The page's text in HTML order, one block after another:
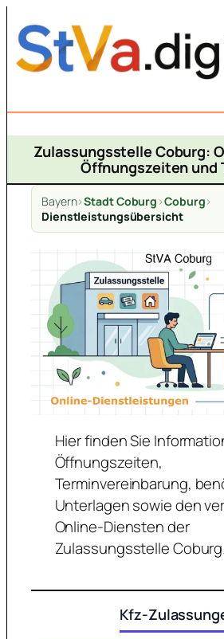
Inhalt
springen
Zulassungsstelle Coburg:
Öffnungszeiten und
Bayern>Stadt Coburg >Coburg>
Dienstleistungsübersicht
Hier finden Sie
Öffnungszeiten,
Terminvereinbarung,
Unterlagen sowie den
Online-Diensten der
Zulassungsstelle Coburg.
Kfz-